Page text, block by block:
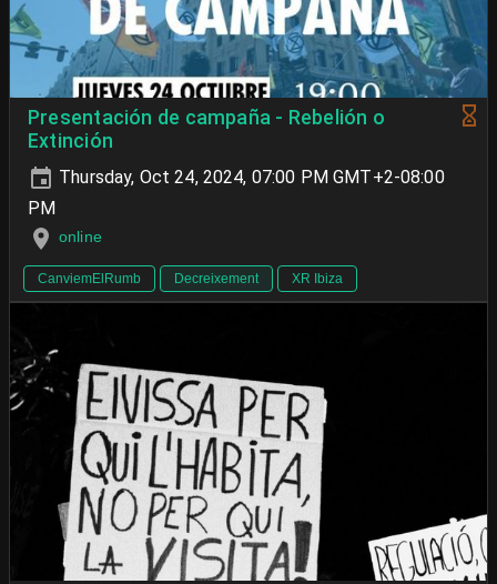
Presentación de campaña - Rebelión o
Extinción
Thursday, Oct 24, 2024, 07:00 PM GMT+2-08:00
PM
online
CanviemElRumb Decreixement XR Ibiza